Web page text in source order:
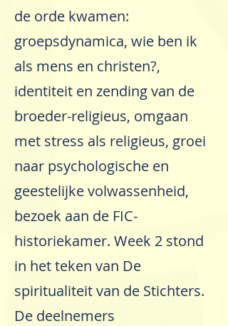
de orde kwamen:
groepsdynamica, wie ben ik
als mens en christen?,
identiteit en zending van de
broeder-religieus, omgaan
met stress als religieus, groei
naar psychologische en
geestelijke volwassenheid,
bezoek aan de FIC-
historiekamer. Week 2 stond
in het teken van De
spiritualiteit van de Stichters.
De deelnemers